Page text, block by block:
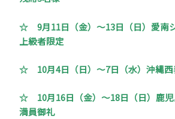
☆ 9月11日（金）～13日（日）愛南
上級者限定
☆ 10月4日（日）～7日（水）沖縄西
☆ 10月16日（金）～18日（日）鹿
満員御礼